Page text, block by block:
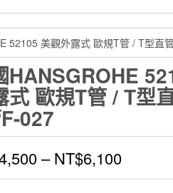
52105 美觀外露式 歐規T管 / T型直
HANSGROHE
式 歐規T管 / T型
027
–NT$6,100